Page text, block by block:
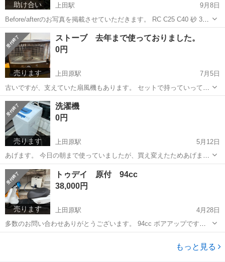
助け合い 上田駅
9月8日
Before/afterのお写真を掲載させていただきます。 RC C25 C40 砂 3号
5号 玉砂利 各種揃えております。 砕石敷き等も致しますので、ご相談
ください。 砕石の運搬までお手伝いいたします。 1立米からご注文...
長野 上田市 上田駅 手伝いたい/助けたい 砕石
売ります
ストーブ 去年まで使っておりました。
0円
上田原駅
7月5日
古いですが、支えていた扇風機もあります。 セットで持っていっても
らえると助かります。
長野 上田市 上田原駅
売ります
洗濯機
0円
上田原駅
5月12日
あげます。 今日の朝まで使っていましたが、買え変えたためあげま
す。
長野 上田市 上田原駅 生活家電
売ります
トゥデイ 原付 94cc
38,000円
上田原駅
4月28日
多数のお問い合わせありがとうございます。 94cc ボアアップです。
80キロは出ます。 下り上りもスイスイ登ります。 ボアのみです。 他
もっと見る